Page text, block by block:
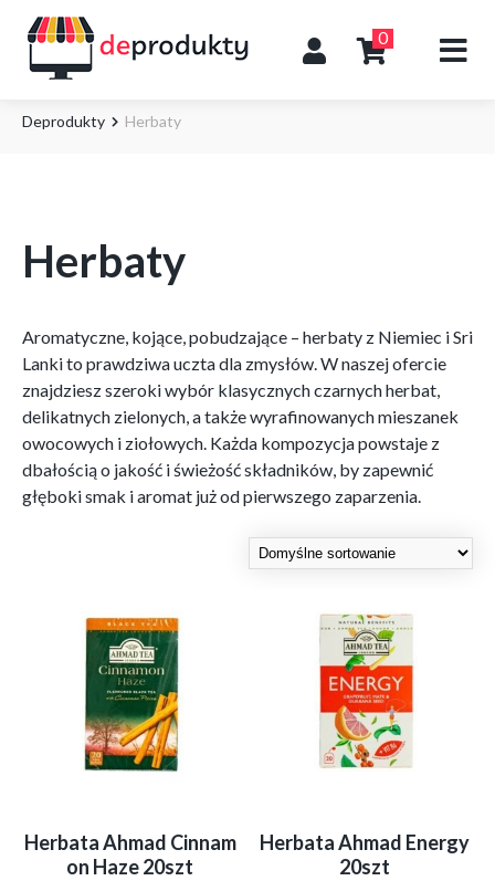
0
Deprodukty Herbaty
Herbaty
Aromatyczne, kojące, pobudzające – herbaty z Niemiec i Sri
Lanki to prawdziwa uczta dla zmysłów. W naszej ofercie
znajdziesz szeroki wybór klasycznych czarnych herbat,
delikatnych zielonych, a także wyrafinowanych mieszanek
owocowych i ziołowych. Każda kompozycja powstaje z
dbałością o jakość i świeżość składników, by zapewnić
głęboki smak i aromat już od pierwszego zaparzenia.
Herbata Ahmad Cinnam
on Haze 20szt
Herbata Ahmad Energy
20szt